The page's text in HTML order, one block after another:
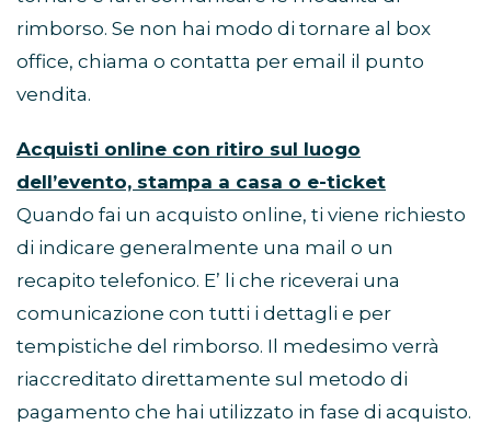
rimborso. Se non hai modo di tornare al box
office, chiama o contatta per email il punto
vendita.
Acquisti online con ritiro sul luogo
dell’evento, stampa a casa o e-ticket
Quando fai un acquisto online, ti viene richiesto
di indicare generalmente una mail o un
recapito telefonico. E’ li che riceverai una
comunicazione con tutti i dettagli e per
tempistiche del rimborso. Il medesimo verrà
riaccreditato direttamente sul metodo di
pagamento che hai utilizzato in fase di acquisto.